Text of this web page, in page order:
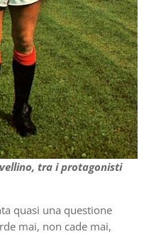
tra i protagonisti
quasi una questione
mai, non cade mai,